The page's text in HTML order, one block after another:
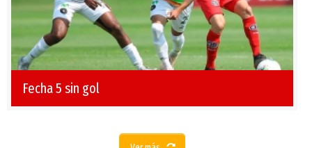
Fecha 5 sin gol